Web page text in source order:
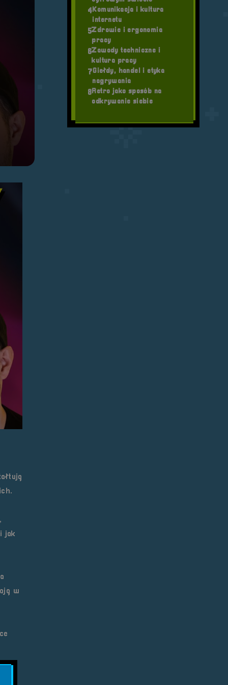
jak
w
4Komunikacja i kultura
internetu
5Zdrowie i ergonomia
pracy
6Zawody techniczne i
kultura pracy
7Giełdy, handel i etyka
nagrywania
8Retro jako sposób na
odkrywanie siebie